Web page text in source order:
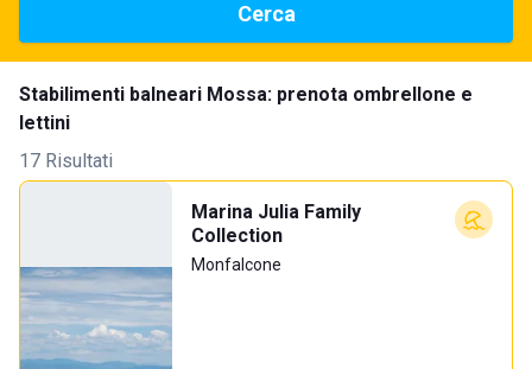
Cerca
Stabilimenti balneari Mossa: prenota ombrellone e
lettini
17 Risultati
Marina Julia Family
Collection
Monfalcone